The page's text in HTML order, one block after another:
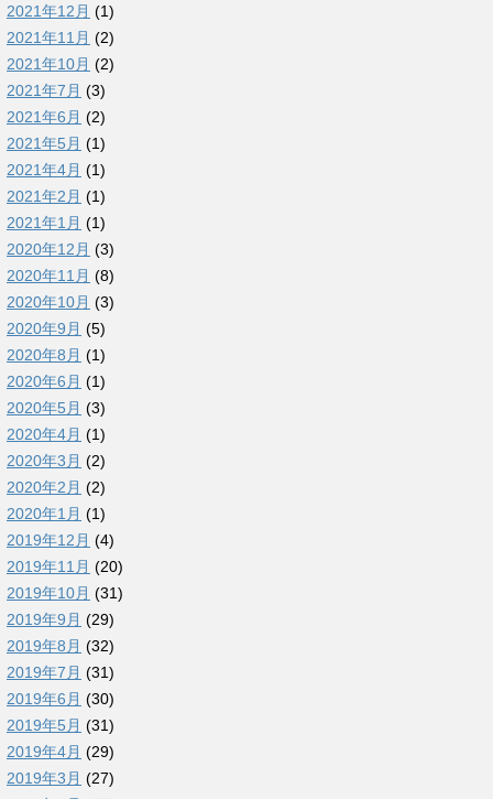
2021年12月 (1)
2021年11月 (2)
2021年10月 (2)
2021年7月 (3)
2021年6月 (2)
2021年5月 (1)
2021年4月 (1)
2021年2月 (1)
2021年1月 (1)
2020年12月 (3)
2020年11月 (8)
2020年10月 (3)
2020年9月 (5)
2020年8月 (1)
2020年6月 (1)
2020年5月 (3)
2020年4月 (1)
2020年3月 (2)
2020年2月 (2)
2020年1月 (1)
2019年12月 (4)
2019年11月 (20)
2019年10月 (31)
2019年9月 (29)
2019年8月 (32)
2019年7月 (31)
2019年6月 (30)
2019年5月 (31)
2019年4月 (29)
2019年3月 (27)